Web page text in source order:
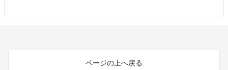
ページの上へ戻る